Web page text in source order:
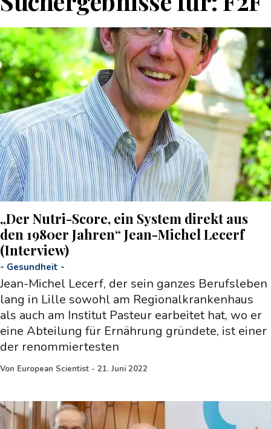
„Der Nutri-Score, ein System direkt aus
den 1980er Jahren“ Jean-Michel Lecerf
(Interview)
- Gesundheit -
Jean-Michel Lecerf, der sein ganzes Berufsleben
lang in Lille sowohl am Regionalkrankenhaus
als auch am Institut Pasteur earbeitet hat, wo er
eine Abteilung für Ernährung gründete, ist einer
der renommiertesten
Von European Scientist - 21. Juni 2022